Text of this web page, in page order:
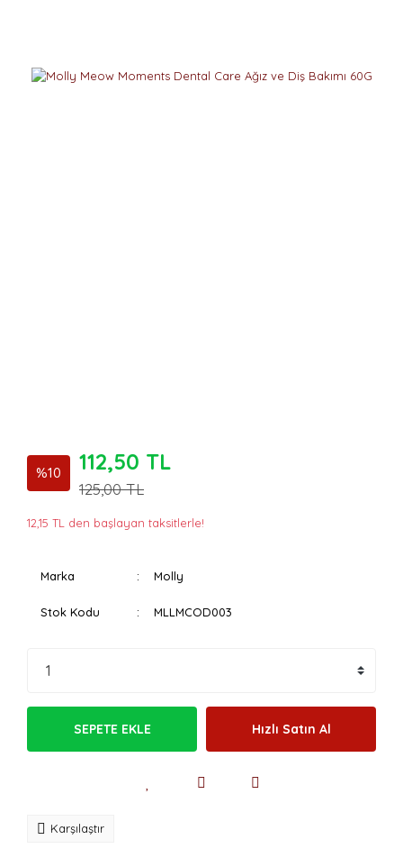
%10 112,50 TL
125,00 TL
12,15 TL den başlayan taksitlerle!
Marka Molly
Stok Kodu MLLMCOD003
SEPETE EKLE Hızlı Satın Al
Karşılaştır